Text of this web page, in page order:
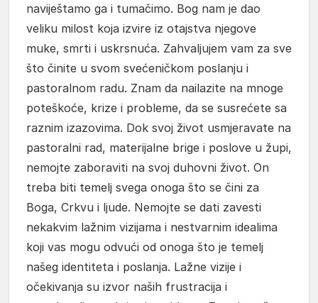
naviještamo ga i tumačimo. Bog nam je dao
veliku milost koja izvire iz otajstva njegove
muke, smrti i uskrsnuća. Zahvaljujem vam za sve
što činite u svom svećeničkom poslanju i
pastoralnom radu. Znam da nailazite na mnoge
poteškoće, krize i probleme, da se susrećete sa
raznim izazovima. Dok svoj život usmjeravate na
pastoralni rad, materijalne brige i poslove u župi,
nemojte zaboraviti na svoj duhovni život. On
treba biti temelj svega onoga što se čini za
Boga, Crkvu i ljude. Nemojte se dati zavesti
nekakvim lažnim vizijama i nestvarnim idealima
koji vas mogu odvući od onoga što je temelj
našeg identiteta i poslanja. Lažne vizije i
očekivanja su izvor naših frustracija i